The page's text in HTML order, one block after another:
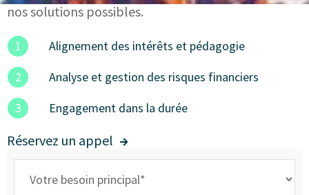
nos solutions possibles.
1
Alignement des intérêts et pédagogie
2
Analyse et gestion des risques financiers
3
Engagement dans la durée
Réservez un appel 